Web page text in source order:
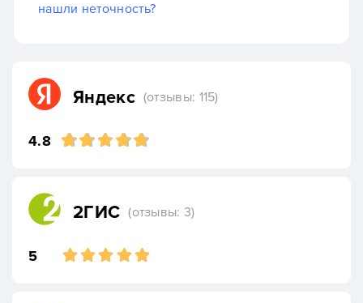
нашли неточность?
Яндекс (отзывы: 115)
4.8
2ГИС (отзывы: 3)
5